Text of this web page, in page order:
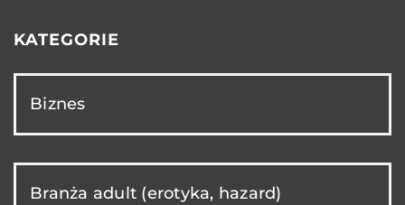
KATEGORIE
Biznes
Branża adult (erotyka, hazard)